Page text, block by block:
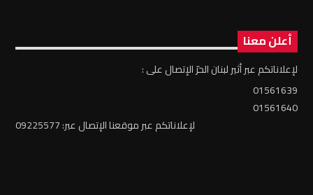
أعلن معنا
لإعلاناتكم عبر أثير لبنان الحرّ الإتصال على :
01561639
01561640
لإعلاناتكم عبر موقعنا الإتصال عبر: 09225577